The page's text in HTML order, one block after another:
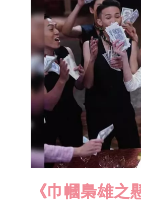
《巾幗梟雄之